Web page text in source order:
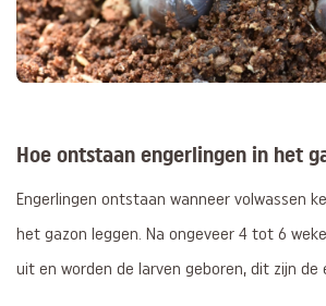
Hoe ontstaan engerlingen in het
Engerlingen ontstaan wanneer volwassen
het gazon leggen. Na ongeveer 4 tot 6
uit en worden de larven geboren, dit zijn de